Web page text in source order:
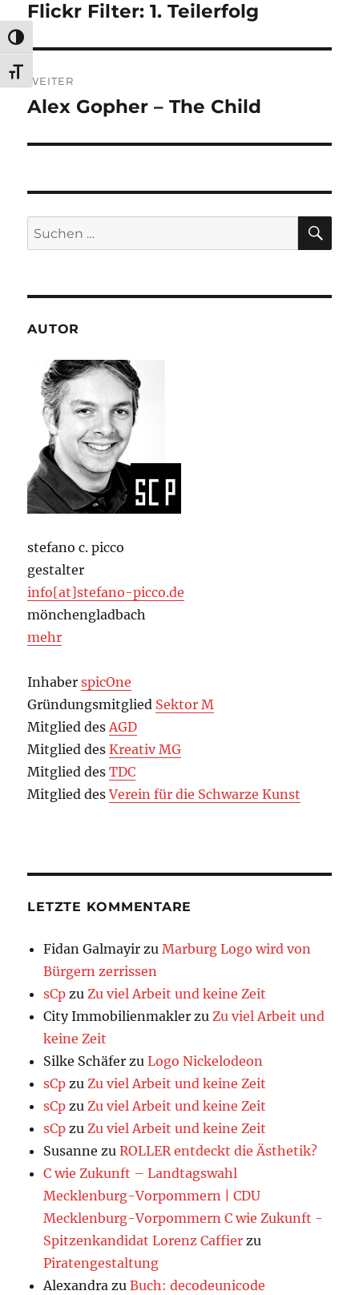
UMSCHALTEN AUF HOHE KONTRASTE
SCHRIFT VERGRÖSSERN
Vorheriger
Flickr Filter: 1. Teilerfolg
WEITER
Nächster
Alex Gopher – The Child
Suchen
nach:
AUTOR
stefano c. picco
gestalter
info[at]stefano-picco.de
mönchengladbach
mehr
InhaberspicOne
Gründungsmitglied Sektor M
Mitglied desAGD
Mitglied desKreativ MG
Mitglied desTDC
Mitglied desVerein für die Schwarze Kunst
LETZTE KOMMENTARE
Fidan Galmayir zuMarburg Logo wird von
Bürgern zerrissen
sCp zuZu viel Arbeit und keine Zeit
City Immobilienmakler zuZu viel Arbeit und
keine Zeit
Silke Schäfer zuLogo Nickelodeon
sCp zuZu viel Arbeit und keine Zeit
sCp zuZu viel Arbeit und keine Zeit
sCp zuZu viel Arbeit und keine Zeit
Susanne zuROLLER entdeckt die Ästhetik?
C wie Zukunft – Landtagswahl
Mecklenburg-Vorpommern | CDU
Mecklenburg-Vorpommern C wie Zukunft -
Spitzenkandidat Lorenz Caffier zu
Piratengestaltung
Alexandra zuBuch: decodeunicode